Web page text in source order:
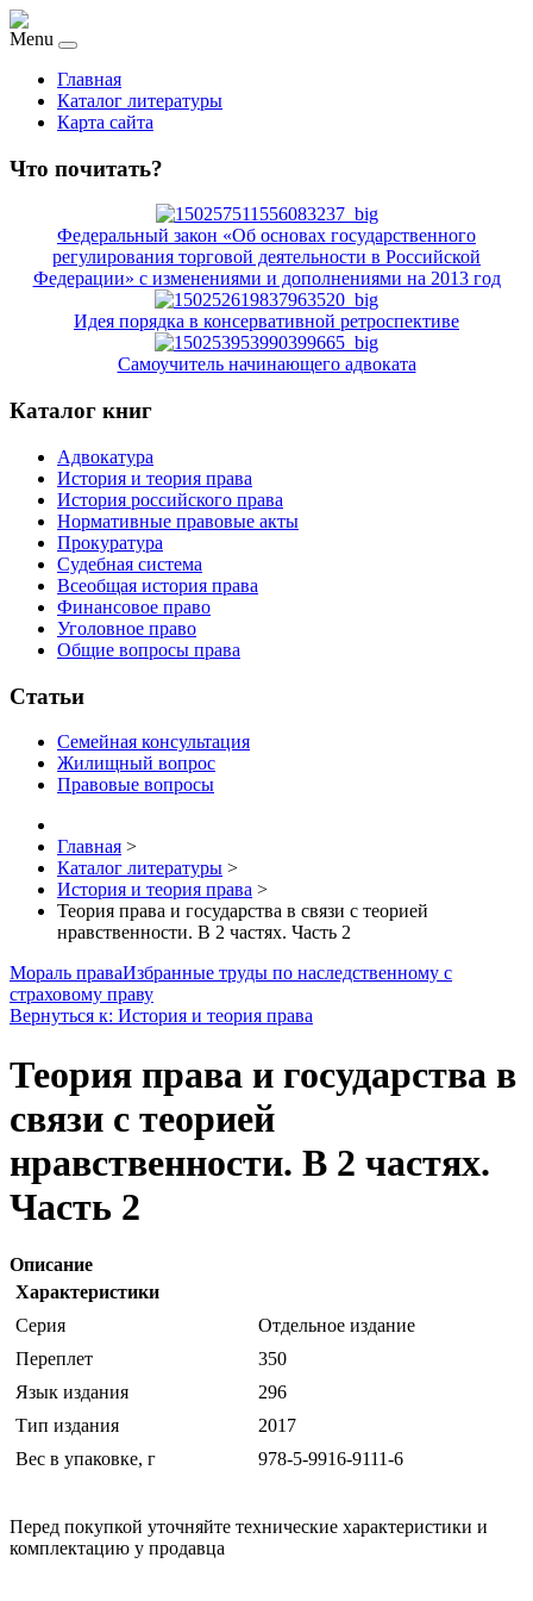
Menu
Главная
Каталог литературы
Карта сайта
Что почитать?
Федеральный закон «Об основах государственного
регулирования торговой деятельности в Российской
Федерации» с изменениями и дополнениями на 2013 год
Идея порядка в консервативной ретроспективе
Самоучитель начинающего адвоката
Каталог книг
Адвокатура
История и теория права
История российского права
Нормативные правовые акты
Прокуратура
Судебная система
Всеобщая история права
Финансовое право
Уголовное право
Общие вопросы права
Статьи
Семейная консультация
Жилищный вопрос
Правовые вопросы
Главная >
Каталог литературы >
История и теория права >
Теория права и государства в связи с теорией
нравственности. В 2 частях. Часть 2
Мораль праваИзбранные труды по наследственному с
страховому праву
Вернуться к: История и теория права
Теория права и государства в
связи с теорией
нравственности. В 2 частях.
Часть 2
Описание
Характеристики
Серия
Отдельное издание
Переплет
350
Язык издания
296
Тип издания
2017
Вес в упаковке, г
978-5-9916-9111-6
Перед покупкой уточняйте технические характеристики и
комплектацию у продавца